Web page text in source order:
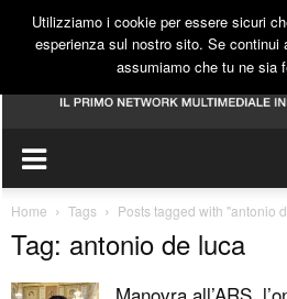
Home Tags Posts tagged with "antonio
Tag: antonio de luca
Utilizziamo i cookie per essere sicuri
esperienza sul nostro sito. Se continui
assumiamo che tu ne sia